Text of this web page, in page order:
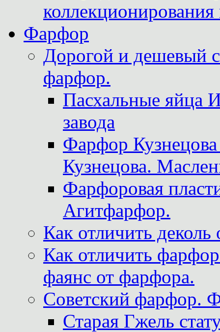
Фарфор
Дорогой и дешевый
фарфор.
Пасхальные яйца
завода
Фарфор
Кузнецова.
Фарфоровая
Агитфарфор.
Как отличить
Как отличить
фаянс от фарфора.
Советский фарфор.
Старая Гжель